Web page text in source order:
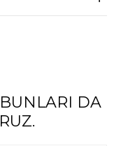
DA